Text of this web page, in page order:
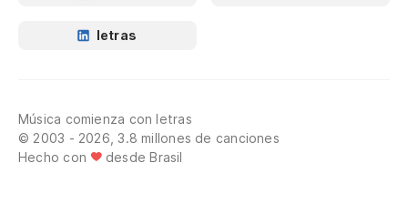
letras
Música comienza con letras
© 2003 - 2026, 3.8 millones de canciones
Hecho con
desde Brasil